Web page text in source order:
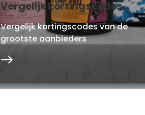
Vergelijk kortingscodes
Vergelijk kortingscodes van de
grootste aanbieders